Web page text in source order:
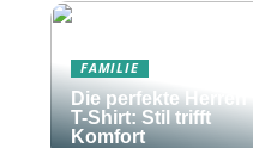
FAMILIE
Die perfekte Herren
T-Shirt: Stil trifft
Komfort